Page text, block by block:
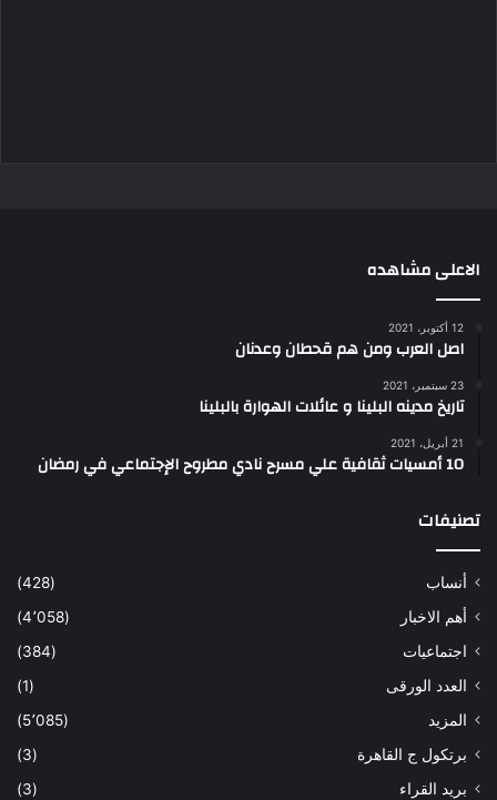
الاعلى مشاهده
12 أكتوبر، 2021
اصل العرب ومن هم قحطان وعدنان
23 سبتمبر، 2021
تاريخ مدينه البلينا و عائلات الهوارة بالبلينا
21 أبريل، 2021
10 أمسيات ثقافية علي مسرح نادي مطروح الإجتماعي في رمضان
تصنيفات
أنساب
(428)
أهم الاخبار
(4٬058)
اجتماعيات
(384)
العدد الورقى
(1)
المزيد
(5٬085)
برتكول ج القاهرة
(3)
بريد القراء
(3)